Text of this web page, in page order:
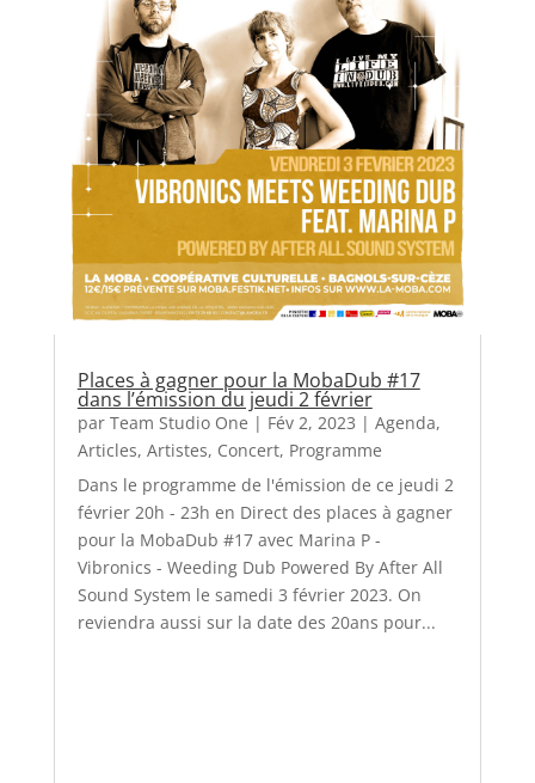
Places à gagner pour la MobaDub #17
dans l’émission du jeudi 2 février
par Team Studio One | Fév 2, 2023 | Agenda,
Articles, Artistes, Concert, Programme
Dans le programme de l'émission de ce jeudi 2
février 20h - 23h en Direct des places à gagner
pour la MobaDub #17 avec Marina P -
Vibronics - Weeding Dub Powered By After All
Sound System le samedi 3 février 2023. On
reviendra aussi sur la date des 20ans pour...